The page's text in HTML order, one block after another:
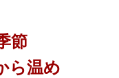
節
ら温め